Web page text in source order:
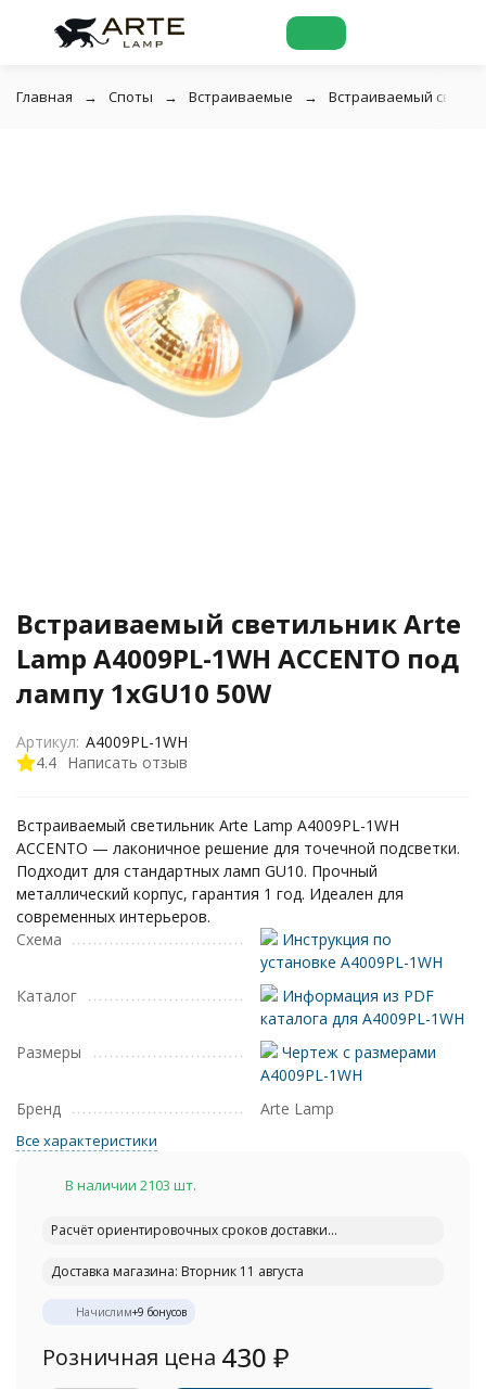
Главная Споты Встраиваемые Встраиваемый
Встраиваемый светильник Arte
Lamp A4009PL-1WH ACCENTO под
лампу 1xGU10 50W
4.4 Написать отзыв
Артикул: A4009PL-1WH
Встраиваемый светильник Arte Lamp A4009PL-1WH
ACCENTO — лаконичное решение для точечной подсветки.
Подходит для стандартных ламп GU10. Прочный
металлический корпус, гарантия 1 год. Идеален для
современных интерьеров.
Схема
Инструкция по
установке A4009PL-1WH
Каталог
Информация из PDF
каталога для A4009PL-1WH
Размеры
Чертеж с размерами
A4009PL-1WH
Бренд
Arte Lamp
Все характеристики
В наличии 2103 шт.
Расчёт ориентировочных сроков доставки...
Доставка магазина: Вторник 11 августа
Начислим+9 бонусов
Розничная цена 430 ₽